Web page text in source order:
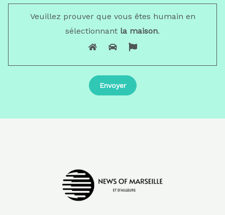
Veuillez prouver que vous êtes humain en
sélectionnant la maison.